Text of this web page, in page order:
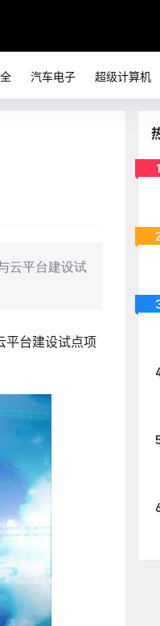
汽车电子 超级计算机
云平台建设试
台建设试点项
1